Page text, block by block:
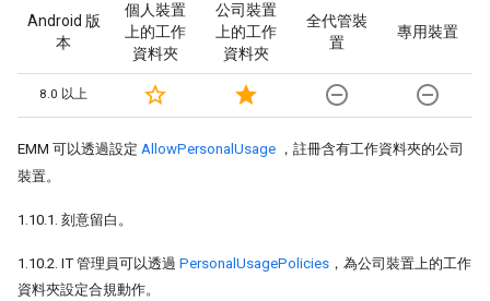
Android 版
本
個人裝置
上的工作
資料夾
公司裝置
上的工作
資料夾
全代管裝
置
專用裝置
8.0 以上 star_border star remove_circle_outline remove_circle_outline
EMM 可以透過設定 AllowPersonalUsage ，註冊含有工作資料夾的公司
裝置。
1.10.1. 刻意留白。
1.10.2. IT 管理員可以透過 PersonalUsagePolicies ，為公司裝置上的工作
資料夾設定合規動作。